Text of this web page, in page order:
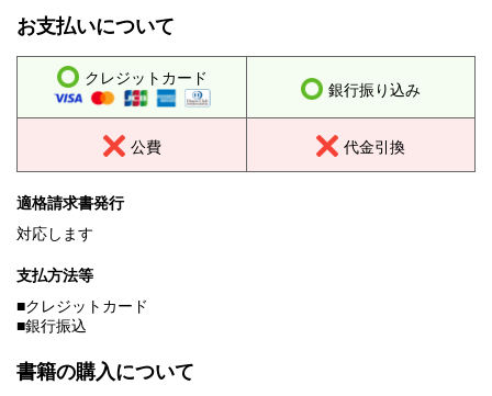
お支払いについて
クレジットカード
銀行振り込み
公費 代金引換
適格請求書発行
対応します
支払方法等
■クレジットカード
■銀行振込
書籍の購入について